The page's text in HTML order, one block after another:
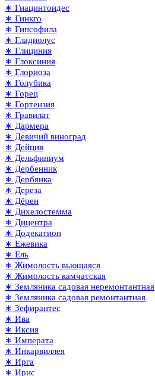
∗ Гиацинтоидес
∗ Гинкго
∗ Гипсофила
∗ Гладиолус
∗ Глициния
∗ Глоксиния
∗ Глориоза
∗ Голубика
∗ Горец
∗ Гортензия
∗ Гравилат
∗ Дармера
∗ Девичий виноград
∗ Дейция
∗ Дельфиниум
∗ Дербенник
∗ Дербянка
∗ Дереза
∗ Дёрен
∗ Дихелостемма
∗ Дицентра
∗ Додекатион
∗ Ежевика
∗ Ель
∗ Жимолость вьющаяся
∗ Жимолость камчатская
∗ Земляника садовая неремонтантная
∗ Земляника садовая ремонтантная
∗ Зефирантес
∗ Ива
∗ Иксия
∗ Императа
∗ Инкарвиллея
∗ Ирга
∗ Ирис